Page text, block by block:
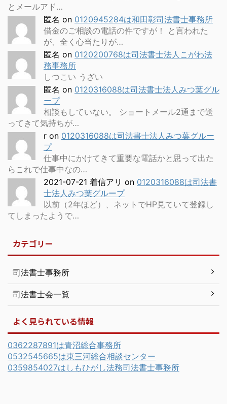
とメールアド…
匿名 on 0120945284は和田彰司法書士事務所
借金のご相談の電話の件ですが！ と言われた
が、全く心当たりが…
匿名 on 0120200768は司法書士法人こがわ法
務事務所
しつこい うざい
匿名 on 0120316088は司法書士法人みつ葉グル
ープ
相談もしていない。 ショートメール2通まで送
ってきて気持ちが…
r on 0120316088は司法書士法人みつ葉グルー
プ
仕事中にかけてきて重要な電話かと思って出た
らこれで仕事中なの…
2021-07-21 着信アリ on 0120316088は司法書
士法人みつ葉グループ
以前（2年ほど）、ネットでHP見ていて登録し
てしまったようで…
カテゴリー
司法書士事務所
司法書士会一覧
よく見られている情報
0362287891は青沼総合事務所
0532545665は東三河総合相談センター
0359854027はしもひがし法務司法書士事務所